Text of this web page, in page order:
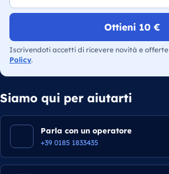
Ottieni 10 €
Iscrivendoti accetti di ricevere novità e
Policy.
Siamo qui per aiutarti
Parla con un operatore
+39 0185 1833435